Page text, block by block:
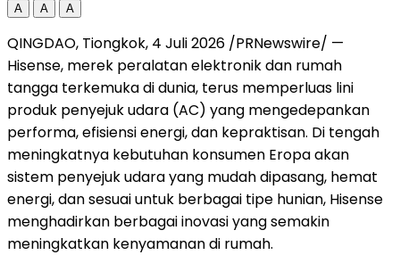
A A A
QINGDAO, Tiongkok, 4 Juli 2026 /PRNewswire/ —
Hisense, merek peralatan elektronik dan rumah
tangga terkemuka di dunia, terus memperluas lini
produk penyejuk udara (AC) yang mengedepankan
performa, efisiensi energi, dan kepraktisan. Di tengah
meningkatnya kebutuhan konsumen Eropa akan
sistem penyejuk udara yang mudah dipasang, hemat
energi, dan sesuai untuk berbagai tipe hunian, Hisense
menghadirkan berbagai inovasi yang semakin
meningkatkan kenyamanan di rumah.